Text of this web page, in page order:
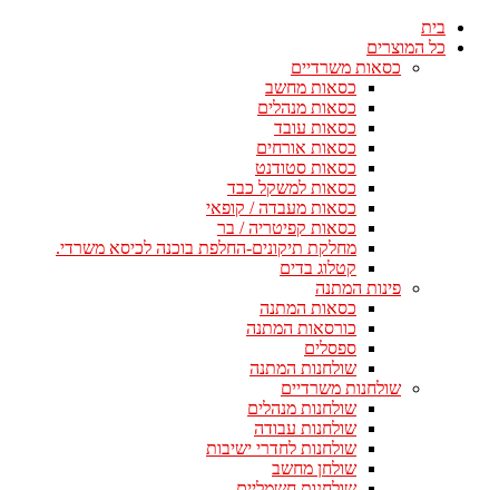
בית
כל המוצרים
כסאות משרדיים
כסאות מחשב
כסאות מנהלים
כסאות עובד
כסאות אורחים
כסאות סטודנט
כסאות למשקל כבד
כסאות מעבדה / קופאי
כסאות קפיטריה / בר
מחלקת תיקונים-החלפת בוכנה לכיסא משרדי.
קטלוג בדים
פינות המתנה
כסאות המתנה
כורסאות המתנה
ספסלים
שולחנות המתנה
שולחנות משרדיים
שולחנות מנהלים
שולחנות עבודה
שולחנות לחדרי ישיבות
שולחן מחשב